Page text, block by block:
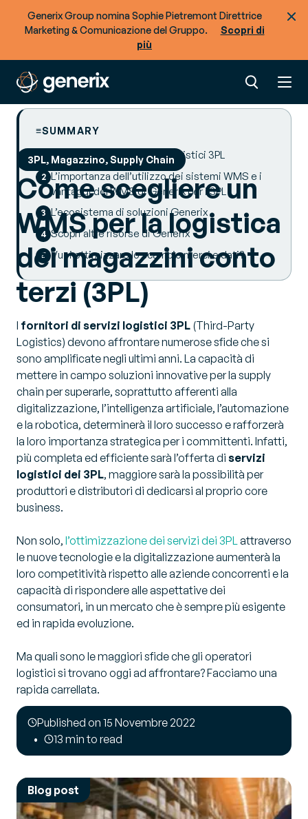
Generix Group nomina Sophie Pietremont Direttrice
Marketing & Comunicazione del Gruppo.
Scopri di
più
3PL, Magazzino, Supply Chain
Come scegliere un
WMS per la logistica
dei magazzini conto
terzi (3PL)
I fornitori di servizi logistici 3PL (Third-Party
Logistics) devono affrontare numerose sfide che si
sono amplificate negli ultimi anni. La capacità di
mettere in campo soluzioni innovative per la supply
chain per superarle, soprattutto afferenti alla
digitalizzazione, l’intelligenza artificiale, l’automazione
e la robotica, determinerà il loro successo e rafforzerà
la loro importanza strategica per i committenti. Infatti,
più completa ed efficiente sarà l’offerta di servizi
logistici dei 3PL, maggiore sarà la possibilità per
produttori e distributori di dedicarsi al proprio core
business.
Non solo, l’ottimizzazione dei servizi dei 3PLattraverso
le nuove tecnologie e la digitalizzazione aumenterà la
loro competitività rispetto alle aziende concorrenti e la
capacità di rispondere alle aspettative dei
consumatori, in un mercato che è sempre più esigente
ed in rapida evoluzione.
Ma quali sono le maggiori sfide che gli operatori
logistici si trovano oggi ad affrontare? Facciamo una
rapida carrellata.
Published on 15 Novembre 2022
13 min to read
Blog post
SUMMARY
Le 5 sfide degli operatori logistici 3PL
L’importanza dell’utilizzo dei sistemi WMS e i
vantaggi del WMS di Generix per i 3PL
L’ecosistema di soluzioni Generix
Scopri altre risorse di Generix
Vuoi ottimizzare lo scambio merci e dati?